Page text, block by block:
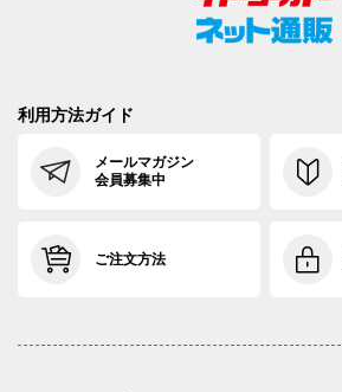
利用方法ガイド
メールマガジン
会員募集中
ご注文方法